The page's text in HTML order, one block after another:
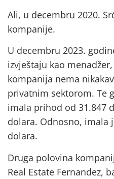
Ali, u decembru 2020.
kompanije.
U decembru 2023.
izvještaju kao
kompanija nema
privatnim sektorom. Te
imala prihod od 31.847
dolara. Odnosno, imala
dolara.
Druga polovina
Real Estate Fernandez,